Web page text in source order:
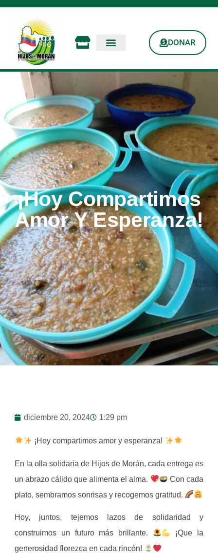
DONAR
¡Hoy Compartimos
Amor Y Esperanza!
diciembre 20, 2024 1:29 pm
¡Hoy compartimos amor y esperanza!
En la olla solidaria de Hijos de Morán, cada entrega es
un abrazo cálido que alimenta el alma.
Con cada
plato, sembramos sonrisas y recogemos gratitud.
Hoy, juntos, tejemos lazos de solidaridad y
construimos un futuro más brillante.
¡Que la
generosidad florezca en cada rincón!